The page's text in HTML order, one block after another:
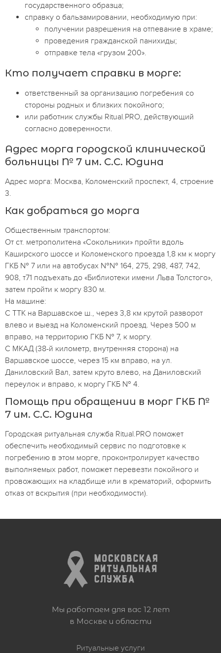
государственного образца;
справку о бальзамировании, необходимую при:
получении разрешения на отпевание в храме;
проведения гражданской панихиды;
отправке тела «грузом 200».
Кто получает справки в морге:
ответственный за организацию погребения со
стороны родных и близких покойного;
или работник службы Ritual.PRO, действующий
согласно доверенности.
Адрес морга городской клинической
больницы № 7 им. С.С. Юдина
Адрес морга: Москва, Коломенский проспект, 4, строение
3.
Как добраться до морга
Общественным транспортом:
От ст. метрополитена «Сокольники» пройти вдоль
Каширского шоссе и Коломенского проезда 1,8 км к моргу
ГКБ № 7 или на автобусах №№ 164, 275, 298, 487, 742,
908, т71 подъехать до «Библиотеки имени Льва Толстого»,
затем пройти к моргу 830 м.
На машине:
С ТТК на Варшавское ш., через 3,8 км крутой разворот
влево и выезд на Коломенский проезд. Через 500 м
вправо, на территорию ГКБ № 7, к моргу.
С МКАД (38-й километр, внутренняя сторона) на
Варшавское шоссе, через 15 км вправо, на ул.
Даниловский Вал, затем круто влево, на Даниловский
переулок и вправо, к моргу ГКБ № 4.
Помощь при обращении в морг ГКБ №
7 им. С.С. Юдина
Городская ритуальная служба Ritual.PRO поможет
обеспечить необходимый сервис по подготовке к
погребению в этом морге, проконтролирует качество
выполняемых работ, поможет перевезти покойного и
провожающих на кладбище или в крематорий, оформить
отказ от вскрытия (при необходимости).
Мы работаем для вас 12 лет
в Москве и области
Ритуальные услуги